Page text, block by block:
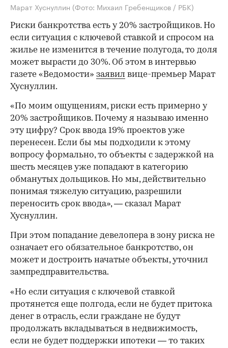
Марат Хуснуллин (Фото: Михаил Гребенщиков / РБК)
Риски банкротства есть у 20% застройщиков. Но
если ситуация с ключевой ставкой и спросом на
жилье не изменится в течение полугода, то доля
может вырасти до 30%. Об этом в интервью
газете «Ведомости» заявил вице-премьер Марат
Хуснуллин.
«По моим ощущениям, риски есть примерно у
20% застройщиков. Почему я называю именно
эту цифру? Срок ввода 19% проектов уже
перенесен. Если бы мы подходили к этому
вопросу формально, то объекты с задержкой на
шесть месяцев уже попадают в категорию
обманутых дольщиков. Но мы, действительно
понимая тяжелую ситуацию, разрешили
переносить срок ввода», — сказал Марат
Хуснуллин.
При этом попадание девелопера в зону риска не
означает его обязательное банкротство, он
может и достроить начатые объекты, уточнил
зампредправительства.
«Но если ситуация с ключевой ставкой
протянется еще полгода, если не будет притока
денег в отрасль, если граждане не будут
продолжать вкладываться в недвижимость,
если не будет поддержки ипотеки — то таких